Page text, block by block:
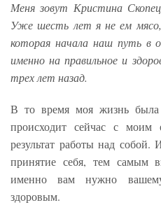
Меня зовут Кристина
Уже шесть лет я не ем мясо,
которая начала наш путь в
именно на правильное и
трех лет назад.
В то время моя жизнь
происходит сейчас с
результат работы над
принятие себя, тем самым
именно вам нужно
здоровым.